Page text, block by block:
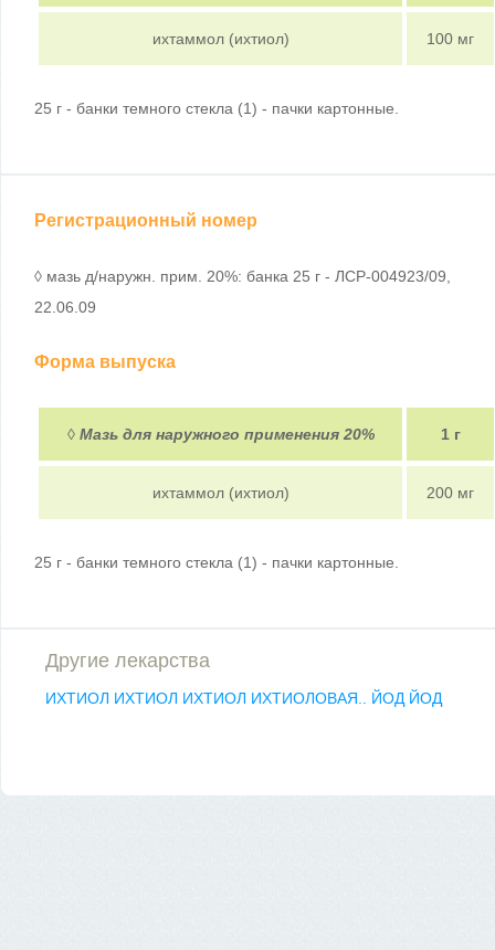
ихтаммол (ихтиол) 100 мг
25 г - банки темного стекла (1) - пачки картонные.
Регистрационный номер
◊ мазь д/наружн. прим. 20%: банка 25 г - ЛСР-004923/09,
22.06.09
Форма выпуска
◊ Мазь для наружного применения 20% 1 г
ихтаммол (ихтиол) 200 мг
25 г - банки темного стекла (1) - пачки картонные.
Другие лекарства
ИХТИОЛ ИХТИОЛ ИХТИОЛ ИХТИОЛОВАЯ.. ЙОД ЙОД